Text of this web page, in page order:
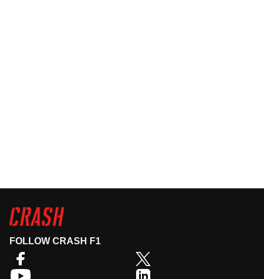
FOLLOW CRASH F1